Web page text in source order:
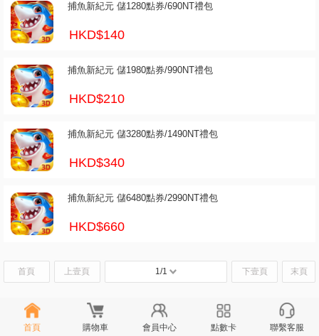
捕魚新紀元 儲1280點券/690NT禮包
HKD$140
捕魚新紀元 儲1980點券/990NT禮包
HKD$210
捕魚新紀元 儲3280點券/1490NT禮包
HKD$340
捕魚新紀元 儲6480點券/2990NT禮包
HKD$660
首頁 上壹頁 1/1 下壹頁 末頁
首頁 購物車 會員中心 點數卡 聯繫客服